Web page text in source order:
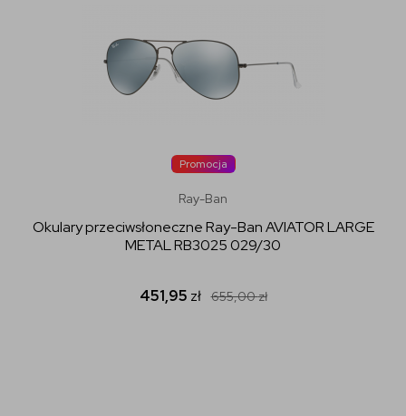
Promocja
Ray-Ban
Okulary przeciwsłoneczne Ray-Ban AVIATOR LARGE
METAL RB3025 029/30
451,95 zł 655,00zł